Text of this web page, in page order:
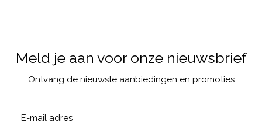
Meld je aan voor onze nieuwsbrief
Ontvang de nieuwste aanbiedingen en promoties